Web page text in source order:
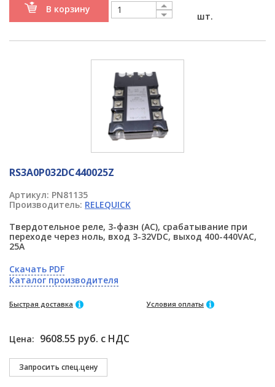
В корзину
шт.
RS3A0P032DC440025Z
Артикул: PN81135
Производитель: RELEQUICK
Твердотельное реле, 3-фазн (AC), срабатывание при
переходе через ноль, вход 3-32VDC, выход 400-440VAC,
25A
Скачать PDF
Каталог производителя
Быстрая доставка Условия оплаты
Цена: 9608.55 руб. с НДС